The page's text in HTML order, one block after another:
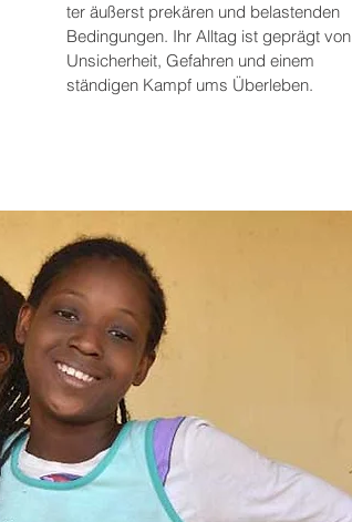
ter äußerst prekären und belasten­den
Bedingungen. Ihr Alltag ist ge­prägt von
Unsicherheit, Gefahren und einem
ständigen Kampf ums Über­leben.